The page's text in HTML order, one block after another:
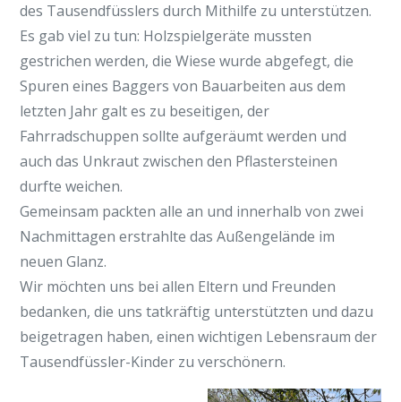
des Tausendfüsslers durch Mithilfe zu unterstützen.
Es gab viel zu tun: Holzspielgeräte mussten
gestrichen werden, die Wiese wurde abgefegt, die
Spuren eines Baggers von Bauarbeiten aus dem
letzten Jahr galt es zu beseitigen, der
Fahrradschuppen sollte aufgeräumt werden und
auch das Unkraut zwischen den Pflastersteinen
durfte weichen.
Gemeinsam packten alle an und innerhalb von zwei
Nachmittagen erstrahlte das Außengelände im
neuen Glanz.
Wir möchten uns bei allen Eltern und Freunden
bedanken, die uns tatkräftig unterstützten und dazu
beigetragen haben, einen wichtigen Lebensraum der
Tausendfüssler-Kinder zu verschönern.